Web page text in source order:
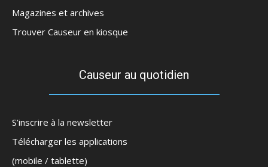
Magazines et archives
Trouver Causeur en kiosque
Causeur au quotidien
S’inscrire à la newsletter
Télécharger les applications
(mobile / tablette)